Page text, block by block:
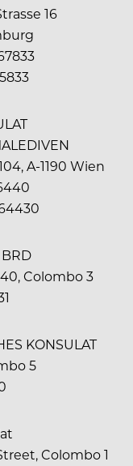
16
A-1190 Wien
BRD
Colombo 3
KONSULAT
5
Colombo 1